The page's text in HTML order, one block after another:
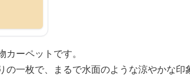
ーペットです。
一枚で、まるで水面のような涼やかな印